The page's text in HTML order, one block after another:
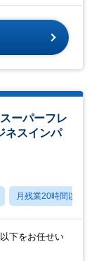
ーパーフレ
ネスインパ
月残業20時間以内
下をお任せい